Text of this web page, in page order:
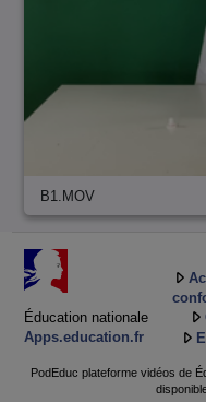
B1.MOV
Éducation nationale
Apps.education.fr
PodEduc plateforme vidéos de